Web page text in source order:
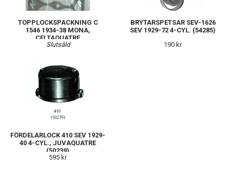
TOPPLOCKSPACKNING C
1546 1934-38 MONA,
CELTAQUATRE
Slutsåld
BRYTARSPETSAR SEV-1626
SEV 1929-72 4-CYL. (54285)
190 kr
FÖRDELARLOCK 410 SEV 1929-
40 4-CYL., JUVAQUATRE
(50239)
595 kr